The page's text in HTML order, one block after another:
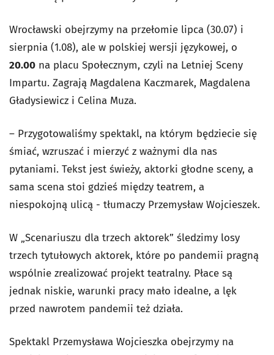
Wrocławski obejrzymy na przełomie lipca (30.07) i
sierpnia (1.08), ale w polskiej wersji językowej, o
20.00 na placu Społecznym, czyli na Letniej Sceny
Impartu. Zagrają Magdalena Kaczmarek, Magdalena
Gładysiewicz i Celina Muza.
– Przygotowaliśmy spektakl, na którym będziecie się
śmiać, wzruszać i mierzyć z ważnymi dla nas
pytaniami. Tekst jest świeży, aktorki głodne sceny, a
sama scena stoi gdzieś między teatrem, a
niespokojną ulicą - tłumaczy Przemysław Wojcieszek.
W „Scenariuszu dla trzech aktorek” śledzimy losy
trzech tytułowych aktorek, które po pandemii pragną
wspólnie zrealizować projekt teatralny. Płace są
jednak niskie, warunki pracy mało idealne, a lęk
przed nawrotem pandemii też działa.
Spektakl Przemysława Wojcieszka obejrzymy na